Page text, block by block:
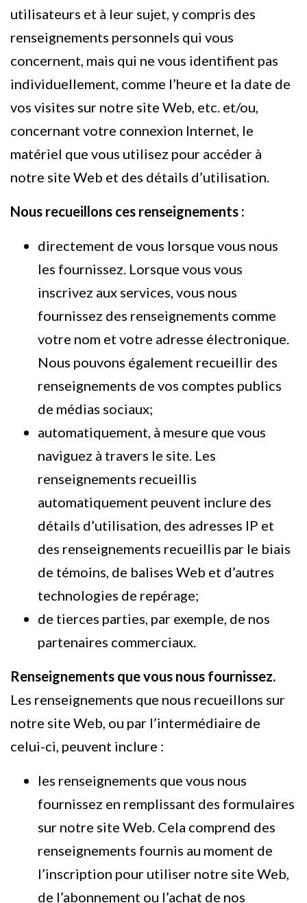
utilisateurs et à leur sujet, y compris des
renseignements personnels qui vous
concernent, mais qui ne vous identifient pas
individuellement, comme l’heure et la date de
vos visites sur notre site Web, etc. et/ou,
concernant votre connexion Internet, le
matériel que vous utilisez pour accéder à
notre site Web et des détails d’utilisation.
Nous recueillons ces renseignements :
directement de vous lorsque vous nous
les fournissez. Lorsque vous vous
inscrivez aux services, vous nous
fournissez des renseignements comme
votre nom et votre adresse électronique.
Nous pouvons également recueillir des
renseignements de vos comptes publics
de médias sociaux;
automatiquement, à mesure que vous
naviguez à travers le site. Les
renseignements recueillis
automatiquement peuvent inclure des
détails d’utilisation, des adresses IP et
des renseignements recueillis par le biais
de témoins, de balises Web et d’autres
technologies de repérage;
de tierces parties, par exemple, de nos
partenaires commerciaux.
Renseignements que vous nous fournissez.
Les renseignements que nous recueillons sur
notre site Web, ou par l’intermédiaire de
celui-ci, peuvent inclure :
les renseignements que vous nous
fournissez en remplissant des formulaires
sur notre site Web. Cela comprend des
renseignements fournis au moment de
l’inscription pour utiliser notre site Web,
de l’abonnement ou l’achat de nos